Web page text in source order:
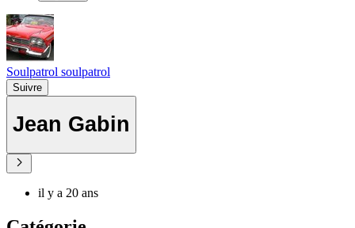
Soulpatrol soulpatrol
Suivre
Jean Gabin
il y a 20 ans